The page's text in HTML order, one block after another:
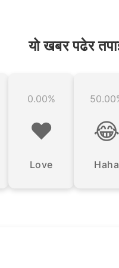
यो खबर पढेर
0.00%
❤️
Love
😂
Haha